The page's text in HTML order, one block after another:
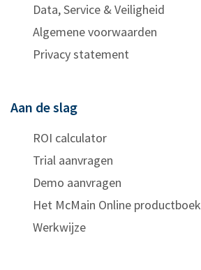
Data, Service & Veiligheid
Algemene voorwaarden
Privacy statement
Aan de slag
ROI calculator
Trial aanvragen
Demo aanvragen
Het McMain Online productboek
Werkwijze